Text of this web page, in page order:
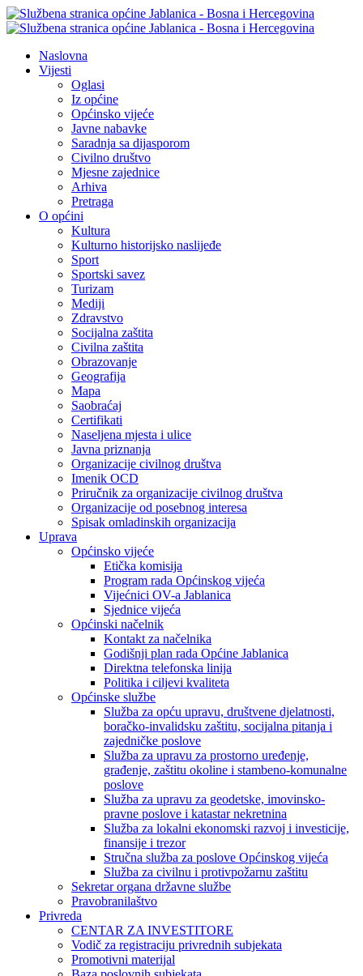
Naslovna
Vijesti
Oglasi
Iz općine
Općinsko vijeće
Javne nabavke
Saradnja sa dijasporom
Civilno društvo
Mjesne zajednice
Arhiva
Pretraga
O općini
Kultura
Kulturno historijsko naslijeđe
Sport
Sportski savez
Turizam
Mediji
Zdravstvo
Socijalna zaštita
Civilna zaštita
Obrazovanje
Geografija
Mapa
Saobraćaj
Certifikati
Naseljena mjesta i ulice
Javna priznanja
Organizacije civilnog društva
Imenik OCD
Priručnik za organizacije civilnog društva
Organizacije od posebnog interesa
Spisak omladinskih organizacija
Uprava
Općinsko vijeće
Etička komisija
Program rada Općinskog vijeća
Vijećnici OV-a Jablanica
Sjednice vijeća
Općinski načelnik
Kontakt za načelnika
Godišnji plan rada Općine Jablanica
Direktna telefonska linija
Politika i ciljevi kvaliteta
Općinske službe
Služba za opću upravu, društvene djelatnosti,
boračko-invalidsku zaštitu, socijalna pitanja i
zajedničke poslove
Služba za upravu za prostorno uređenje,
građenje, zaštitu okoline i stambeno-komunalne
poslove
Služba za upravu za geodetske, imovinsko-
pravne poslove i katastar nekretnina
Služba za lokalni ekonomski razvoj i investicije,
finansije i trezor
Stručna služba za poslove Općinskog vijeća
Služba za civilnu i protivpožarnu zaštitu
Sekretar organa državne službe
Pravobranilaštvo
Privreda
CENTAR ZA INVESTITORE
Vodič za registraciju privrednih subjekata
Promotivni materijal